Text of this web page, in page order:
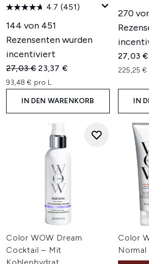
4.7 (451)
144 von 451
Rezensenten wurden
incentiviert
Unverbindliche Preisempfehlung:
27,03 €Aktueller Preis:
23,37 €
93,48 € pro L
IN DEN WARENKORB
270
27,03 €
225,25
IN
Color WOW Dream
Cocktail – Mit
Color